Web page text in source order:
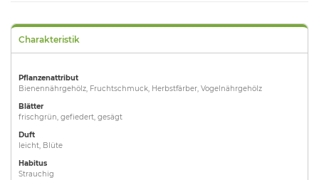
Charakteristik
Pflanzenattribut
Bienennährgehölz, Fruchtschmuck, Herbstfärber, Vogelnährgehölz
Blätter
frischgrün, gefiedert, gesägt
Duft
leicht, Blüte
Habitus
Strauchig